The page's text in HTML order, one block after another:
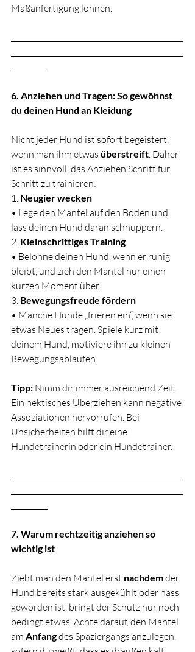
Maßanfertigung lohnen.
6. Anziehen und Tragen: So gewöhnst
du deinen Hund an Kleidung
Nicht jeder Hund ist sofort begeistert,
wenn man ihm etwas überstreift . Daher
ist es sinnvoll, das Anziehen Schritt für
Schritt zu trainieren:
1. Neugier wecken
• Lege den Mantel auf den Boden und
lass deinen Hund daran schnuppern.
2. Kleinschrittiges Training
• Belohne deinen Hund, wenn er ruhig
bleibt, und zieh den Mantel nur einen
kurzen Moment über.
3. Bewegungsfreude fördern
• Manche Hunde „frieren ein“, wenn sie
etwas Neues tragen. Spiele kurz mit
deinem Hund, motiviere ihn zu kleinen
Bewegungsabläufen.
Tipp: Nimm dir immer ausreichend Zeit.
Ein hektisches Überziehen kann negative
Assoziationen hervorrufen. Bei
Unsicherheiten hilft dir eine
Hundetrainerin oder ein Hundetrainer.
7. Warum rechtzeitig anziehen so
wichtig ist
Zieht man den Mantel erst nachdem der
Hund bereits stark ausgekühlt oder nass
geworden ist, bringt der Schutz nur noch
bedingt etwas. Achte darauf, den Mantel
am Anfang des Spaziergangs anzulegen,